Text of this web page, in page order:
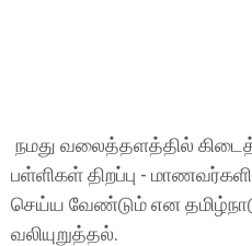
நமது வலைத்தளத்தில்
பள்ளிகள் திறப்பு -
செய்ய வேண்டும் என
வலியுறுத்தல்.